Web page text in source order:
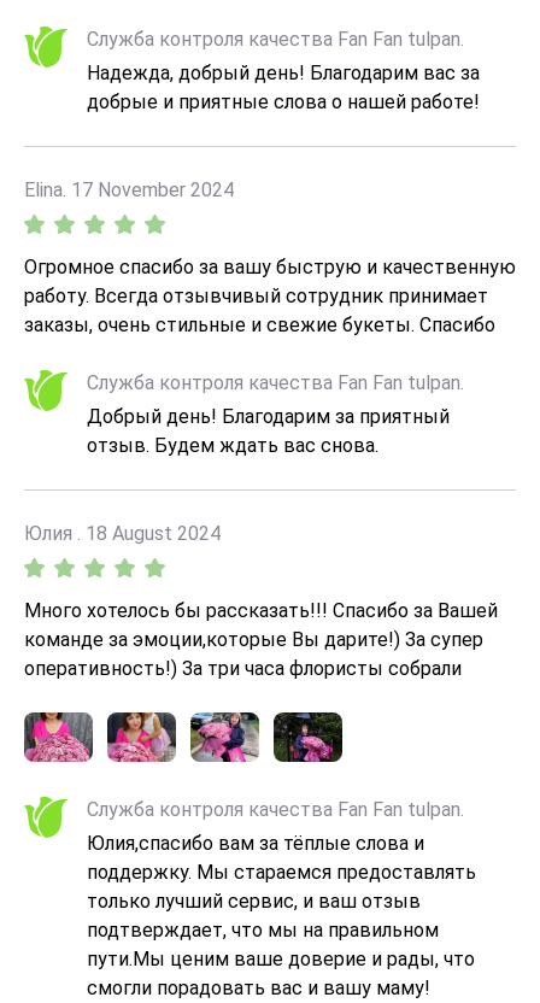
Служба контроля качества Fan Fan tulpan.
Надежда, добрый день! Благодарим вас за
добрые и приятные слова о нашей работе!
Elina. 17 November 2024
Огромное спасибо за вашу быструю и качественную
работу. Всегда отзывчивый сотрудник принимает
заказы, очень стильные и свежие букеты. Спасибо
близких!Служба контроля качества Fan Fan tulpan.
Добрый день! Благодарим за приятный
отзыв. Будем ждать вас снова.
Юлия . 18 August 2024
Много хотелось бы рассказать!!! Спасибо за Вашей
команде за эмоции,которые Вы дарите!) За супер
оперативность!) За три часа флористы собрали
Служба контроля качества Fan Fan tulpan.
Юлия,спасибо вам за тёплые слова и
поддержку. Мы стараемся предоставлять
только лучший сервис, и ваш отзыв
подтверждает, что мы на правильном
пути.Мы ценим ваше доверие и рады, что
смогли порадовать вас и вашу маму!